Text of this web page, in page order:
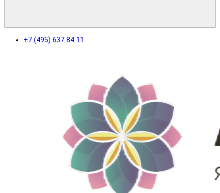
+7 (495) 637 84 11